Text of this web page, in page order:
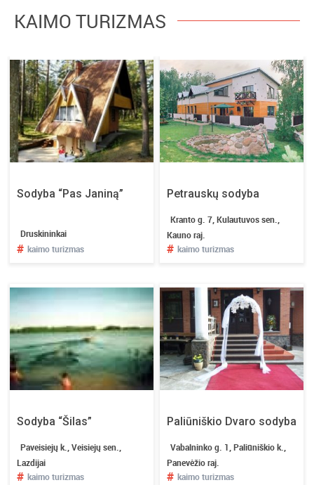
KAIMO TURIZMAS
Sodyba “Pas Janiną”
Druskininkai
# kaimo turizmas
Petrauskų sodyba
Kranto g. 7, Kulautuvos sen.,
Kauno raj.
# kaimo turizmas
Sodyba “Šilas”
Paveisiejų k., Veisiejų sen.,
Lazdijai
# kaimo turizmas
Paliūniškio Dvaro sodyba
Vabalninko g. 1, Paliūniškio k.,
Panevėžio raj.
# kaimo turizmas